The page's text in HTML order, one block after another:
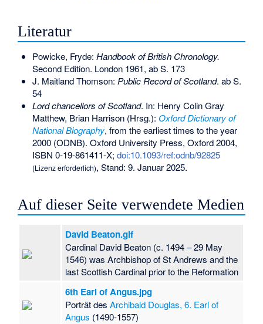
Literatur
Powicke, Fryde: Handbook of British Chronology.
Second Edition. London 1961, ab S. 173
J. Maitland Thomson: Public Record of Scotland. ab S.
54
Lord chancellors of Scotland. In: Henry Colin Gray
Matthew, Brian Harrison (Hrsg.): Oxford Dictionary of
National Biography, from the earliest times to the year
2000 (ODNB). Oxford University Press, Oxford 2004,
ISBN 0-19-861411-X; doi:10.1093/ref:odnb/92825
(Lizenz erforderlich), Stand: 9. Januar 2025.
Auf dieser Seite verwendete Medien
David Beaton.gif
Cardinal David Beaton (c. 1494 – 29 May
1546) was Archbishop of St Andrews and the
last Scottish Cardinal prior to the Reformation
6th Earl of Angus.jpg
Porträt desArchibald Douglas, 6. Earl of
Angus (1490-1557)